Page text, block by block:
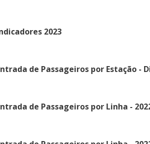
2023
de Passageiros por Estação -
de Passageiros por Linha -